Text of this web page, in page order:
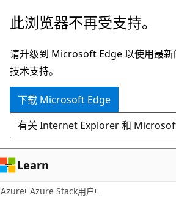
跳
主
要
内
此浏览器不再受支持。
请升级到 Microsoft Edge 以使用最新
技术支持。
下载 Microsoft Edge
有关 Internet Explorer 和
Learn
Azure Azure Stack用户